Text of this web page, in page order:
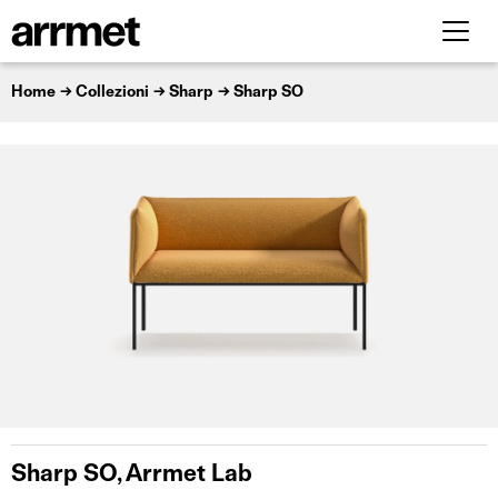
Home Collezioni Sharp Sharp SO
Sharp SO, Arrmet Lab